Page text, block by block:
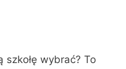
wybrać? To